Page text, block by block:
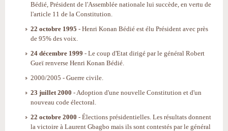
Bédié, Président de l'Assemblée nationale lui succède, en vertu de
l'article 11 de la Constitution.
22 octobre 1995 - Henri Konan Bédié est élu Président avec près
de 95% des voix.
24 décembre 1999 - Le coup d'Etat dirigé par le général Robert
Gueï renverse Henri Konan Bédié.
2000/2005 - Guerre civile.
23 juillet 2000 - Adoption d'une nouvelle Constitution et d'un
nouveau code électoral.
22 octobre 2000 - Élections présidentielles. Les résultats donnent
la victoire à Laurent Gbagbo mais ils sont contestés par le général